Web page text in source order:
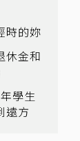
時的妳
休金和
學生
遠方